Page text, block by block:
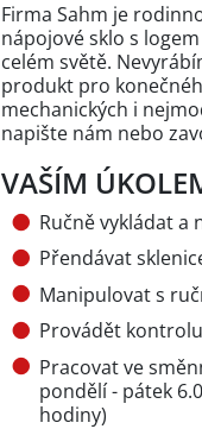
Firma Sahm je
nápojové sklo s
celém světě.
produkt pro
mechanických i
napište nám nebo
VAŠÍM
Ručně vykládat a
Přendávat
Manipulovat s
Provádět
Pracovat ve
pondělí - pátek
hodiny)